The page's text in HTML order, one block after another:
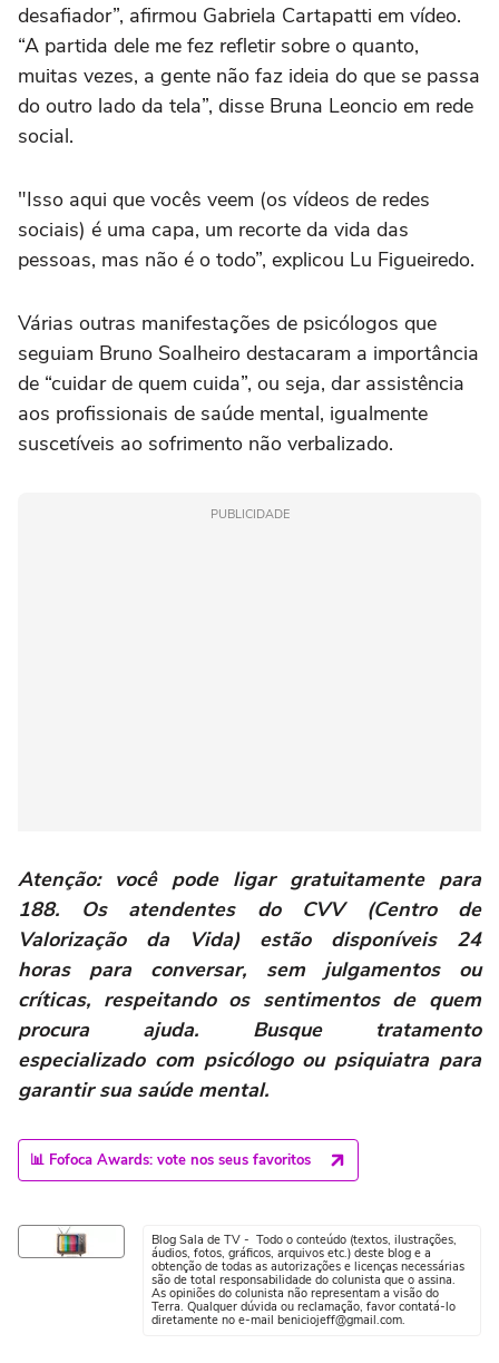
desafiador”, afirmou Gabriela Cartapatti em vídeo.
“A partida dele me fez refletir sobre o quanto,
muitas vezes, a gente não faz ideia do que se passa
do outro lado da tela”, disse Bruna Leoncio em rede
social.
"Isso aqui que vocês veem (os vídeos de redes
sociais) é uma capa, um recorte da vida das
pessoas, mas não é o todo”, explicou Lu Figueiredo.
Várias outras manifestações de psicólogos que
seguiam Bruno Soalheiro destacaram a importância
de “cuidar de quem cuida”, ou seja, dar assistência
aos profissionais de saúde mental, igualmente
suscetíveis ao sofrimento não verbalizado.
PUBLICIDADE
Atenção: você pode ligar gratuitamente para
188. Os atendentes do CVV (Centro de
Valorização da Vida) estão disponíveis 24
horas para conversar, sem julgamentos ou
críticas, respeitando os sentimentos de quem
procura ajuda. Busque tratamento
especializado com psicólogo ou psiquiatra para
garantir sua saúde mental.
📊 Fofoca Awards: vote nos seus favoritos
Blog Sala de TV - Todo o conteúdo (textos, ilustrações,
áudios, fotos, gráficos, arquivos etc.) deste blog e a
obtenção de todas as autorizações e licenças necessárias
são de total responsabilidade do colunista que o assina.
As opiniões do colunista não representam a visão do
Terra. Qualquer dúvida ou reclamação, favor contatá-lo
diretamente no e-mail beniciojeff@gmail.com.